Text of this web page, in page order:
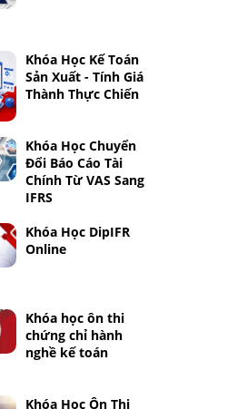
Khóa Học Kế Toán
Sản Xuất - Tính Giá
Thành Thực Chiến
Khóa Học Chuyển
Đổi Báo Cáo Tài
Chính Từ VAS Sang
IFRS
Khóa Học DipIFR
Online
Khóa học ôn thi
chứng chỉ hành
nghề kế toán
Khóa Học Ôn Thi